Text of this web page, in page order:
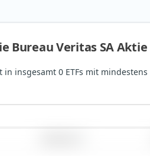
Bureau Veritas SA
in insgesamt 0 ETFs mit